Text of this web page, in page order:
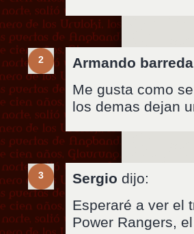
2 Armando barreda
Me gusta como
los demas dejan
3 Sergio dijo:
Esperaré a ver el
Power Rangers,